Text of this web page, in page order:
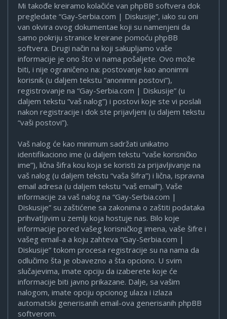
Mi takođe kreiramo kolačiće van phpBB softvera dok
pregledate “Gay-Serbia.com | Diskusije”, iako su oni
van okvira ovog dokumentae koji su namenjeni da
samo pokriju stranice kreirane pomoću phpBB
softvera. Drugi način na koji sakupljamo vaše
informacije je ono što vi nama pošaljete. Ovo može
biti, i nije ograničeno na: postovanje kao anonimni
korisnik (u daljem tekstu “anonimni postovi”),
registrovanje na “Gay-Serbia.com | Diskusije” (u
daljem tekstu “vaš nalog”) i postovi koje ste vi poslali
nakon registracije i dok ste prijavljeni (u daljem tekstu
“vaši postovi”).
Vaš nalog će kao minimum sadržati unikatno
identifikaciono ime (u daljem tekstu “vaše korisničko
ime”), lična šifra kou koja se koristi za prijavljivanje na
vaš nalog (u daljem tekstu “vaša šifra”) i lična, ispravna
email adresa (u daljem tekstu “vaš email”). Vaše
informacije za vaš nalog na “Gay-Serbia.com |
Diskusije” su zaštićene sa zakonima o zaštiti podataka
prihvatljivim u zemlji koja hostuje nas. Bilo koje
informacije pored vašeg korisničkog imena, vaše šifre i
vašeg email-a a koju zahteva “Gay-Serbia.com |
Diskusije” tokom procesa registracije su na nama da
odlučimo šta je obavezno a šta opciono. U svim
slučajevima, imate opciju da izaberete koje će
informacije biti javno prikazane. Dalje, sa vašim
nalogom, imate opciju opcionog ulaza i izlaza
automatski generisanih email-ova generisanih phpBB
softverom.